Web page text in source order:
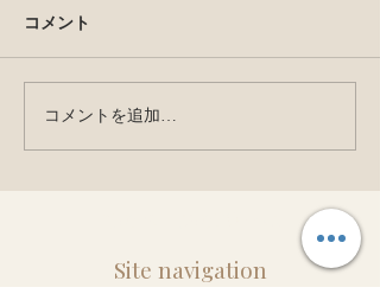
安藤千英 FOX掲載~
Kuvingsと私のローフード
コメント
コメントを追加…
Site navigation